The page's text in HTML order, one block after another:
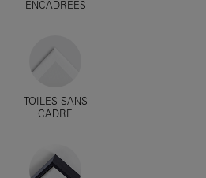
ENCADRÉES
TOILES SANS
CADRE